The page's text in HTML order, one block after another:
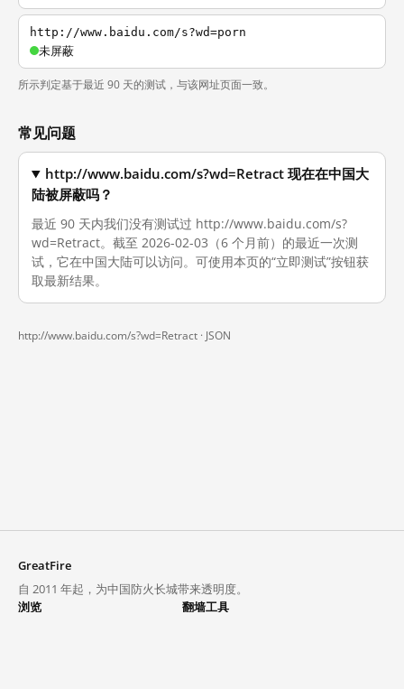
http://www.baidu.com/s?wd=porn
未屏蔽
所示判定基于最近 90 天的测试，与该网址页面一致。
常见问题
http://www.baidu.com/s?wd=Retract 现在在中国大
陆被屏蔽吗？
最近 90 天内我们没有测试过 http://www.baidu.com/s?
wd=Retract。截至 2026-02-03（6 个月前）的最近一次测
试，它在中国大陆可以访问。可使用本页的“立即测试”按钮获
取最新结果。
http://www.baidu.com/s?wd=Retract · JSON
GreatFire
自 2011 年起，为中国防火长城带来透明度。
浏览
翻墙工具